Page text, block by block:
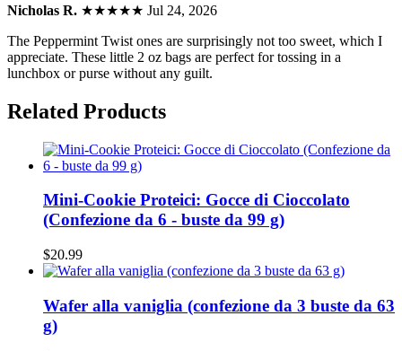
Nicholas R. ★★★★★ Jul 24, 2026
The Peppermint Twist ones are surprisingly not too sweet, which I
appreciate. These little 2 oz bags are perfect for tossing in a
lunchbox or purse without any guilt.
Related Products
Mini-Cookie Proteici: Gocce di Cioccolato
(Confezione da 6 - buste da 99 g)
$20.99
Wafer alla vaniglia (confezione da 3 buste da 63
g)